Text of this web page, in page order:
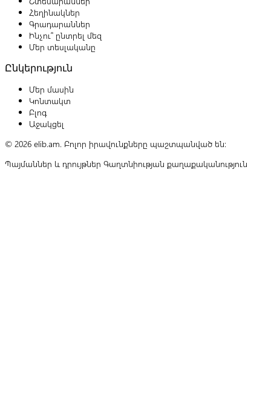
Հեղինակներ
Գրադարաններ
Ինչու՞ ընտրել մեզ
Մեր տեսլականը
Ընկերություն
Մեր մասին
Կոնտակտ
Բլոգ
Աջակցել
© 2026 elib.am. Բոլոր իրավունքները պաշտպանված են:
Պայմաններ և դրույթներ Գաղտնիության քաղաքականություն